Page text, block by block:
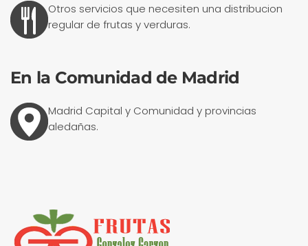
Otros servicios que necesiten una distribucion
regular de frutas y verduras.
En la Comunidad de Madrid
Madrid Capital y Comunidad y provincias
aledañas.